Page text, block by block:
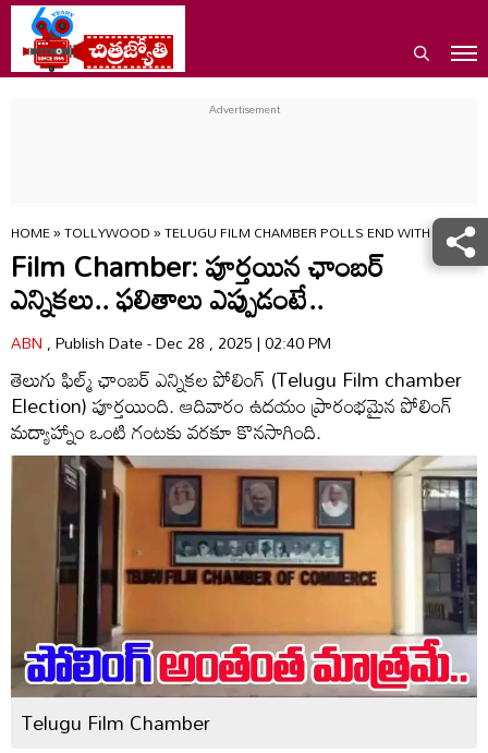
HOME»TOLLYWOOD»TELUGU FILM CHAMBER POLLS END WITH 40
Film Chamber: పూర్తయిన ఛాంబర్‌
ఎన్నికలు.. ఫలితాలు ఎప్పుడంటే..
ABN, Publish Date - Dec 28 , 2025 | 02:40 PM
తెలుగు ఫిల్మ్‌ ఛాంబర్‌ ఎన్నికల పోలింగ్‌ (Telugu Film chamber
Election) పూర్తయింది. ఆదివారం ఉదయం ప్రారంభమైన పోలింగ్‌
మద్యాహ్నాం ఒంటి గంటకు వరకూ కొనసాగింది.
Telugu Film Chamber